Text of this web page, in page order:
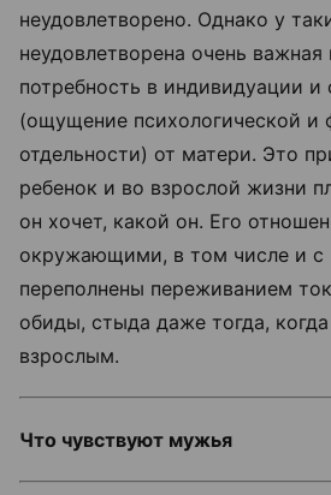
неудовлетворено. Однако у
неудовлетворена очень
потребность в индивидуации и
(ощущение психологической и
отдельности) от матери. Это
ребенок и во взрослой жизни
он хочет, какой он. Его
окружающими, в том числе и с
переполнены переживанием
обиды, стыда даже тогда,
взрослым.
Что чувствуют мужья